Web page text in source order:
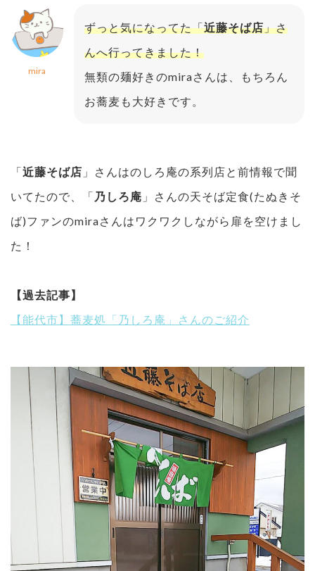
mira
ずっと気になってた「近藤そば店」さ
んへ行ってきました！
無類の麺好きのmiraさんは、もちろん
お蕎麦も大好きです。
「近藤そば店 」さんはのしろ庵の系列店と前情報で聞
いてたので、「 乃しろ庵 」さんの天そば定食(たぬきそ
ば)ファンのmiraさんはワクワクしながら扉を空けまし
た！
【過去記事】
【能代市】蕎麦処「乃しろ庵」さんのご紹介